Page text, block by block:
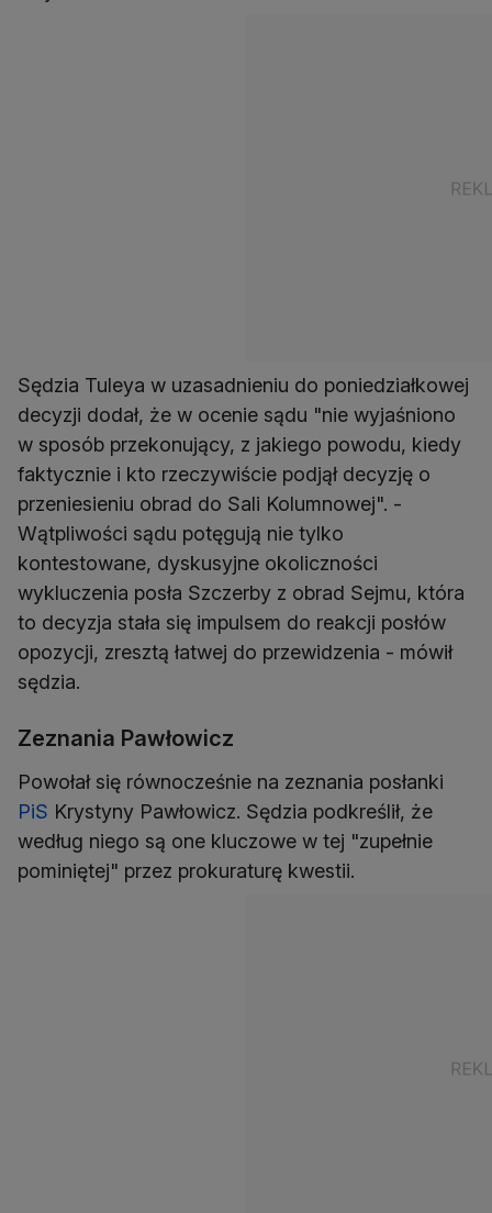
Sędzia Tuleya w uzasadnieniu do poniedziałkowej
decyzji dodał, że w ocenie sądu "nie wyjaśniono
w sposób przekonujący, z jakiego powodu, kiedy
faktycznie i kto rzeczywiście podjął decyzję o
przeniesieniu obrad do Sali Kolumnowej". -
Wątpliwości sądu potęgują nie tylko
kontestowane, dyskusyjne okoliczności
wykluczenia posła Szczerby z obrad Sejmu, która
to decyzja stała się impulsem do reakcji posłów
opozycji, zresztą łatwej do przewidzenia - mówił
sędzia.
Zeznania Pawłowicz
Powołał się równocześnie na zeznania posłanki
PiS Krystyny Pawłowicz. Sędzia podkreślił, że
według niego są one kluczowe w tej "zupełnie
pominiętej" przez prokuraturę kwestii.